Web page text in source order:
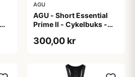
AGU
AGU - Short Essential
Prime II - Cykelbuks -
300,00 kr